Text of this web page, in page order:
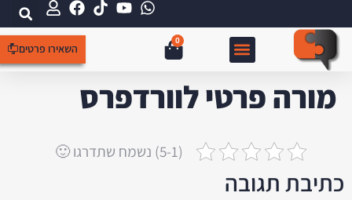
0
השאירו פרטים
מורה פרטי לוורדפרס
(5-1) נשמח שתדרגו 🙂
כתיבת תגובה